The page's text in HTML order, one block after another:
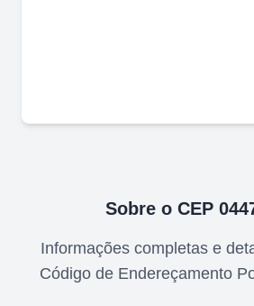
Sobre o CEP
Informações completas e
Código de Endereçamento